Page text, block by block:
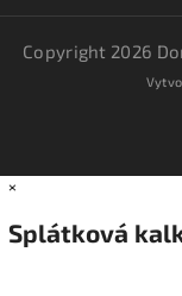
Copyright 2026
×
Splátková